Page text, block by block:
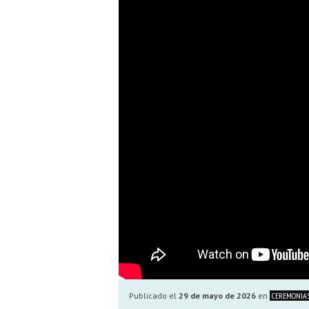
Publicado el 29 de mayo de 2026 en